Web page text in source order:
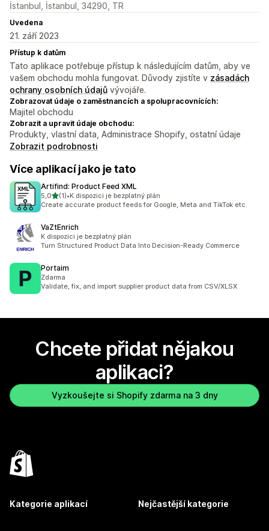
İstanbul, İstanbul, 34290, TR
Uvedena
21. září 2023
Přístup k datům
Tato aplikace potřebuje přístup k následujícím datům, aby ve
vašem obchodu mohla fungovat. Důvody zjistíte v zásadách
ochrany osobních údajů vývojáře.
Zobrazovat údaje o zaměstnancích a spolupracovnících:
Majitel obchodu
Zobrazit a upravit údaje obchodu:
Produkty, vlastní data, Administrace Shopify, ostatní údaje
Zobrazit podrobnosti
Více aplikací jako je tato
Artifind: Product Feed XML
5,0z 5 hvězd
(1)
Celkový počet recenzí: 1
•K dispozici je bezplatný plán
Create accurate product feeds for Google, Meta and TikTok etc.
VaZtEnrich
K dispozici je bezplatný plán
Turn Structured Product Data Into Decision-Ready Commerce
Portaim
Zdarma
Validate, fix, and import supplier product data from CSV/XLSX
Chcete přidat nějakou
aplikaci?
Vyzkoušejte si Shopify zdarma na 3 dny
Kategorie aplikací Nejčastější kategorie